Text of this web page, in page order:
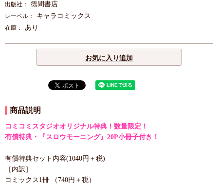
出版社： 徳間書店
レーベル： キャラコミックス
在庫： あり
お気に入り追加
商品説明
コミコミスタジオオリジナル特典！数量限定！
有償特典・『スロウモーニング』20P小冊子付き！
有償特典セット内容(1040円＋税)
［内訳］
コミックス1冊 （740円＋税）